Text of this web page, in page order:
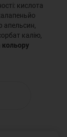
кислота
апельсин,
калію,